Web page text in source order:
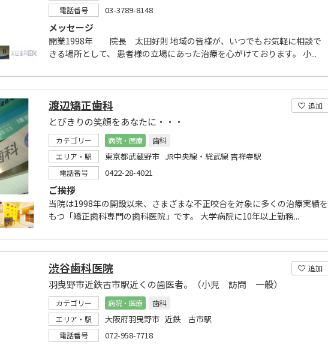
電話番号 03-3789-8148
メッセージ
開業1998年 院長 太田好則 地域の皆様が、いつでもお気軽に相談で
きる場所として、 患者様の立場にあった治療を心がけております。 小...
追加
渡辺矯正歯科
とびきりの笑顔をあなたに・・・
カテゴリー 病院・医療
歯科
エリア・駅
東京都武蔵野市 JR中央線・総武線 吉祥寺駅
電話番号 0422-28-4021
ご挨拶
当院は1998年の開設以来、さまざまな不正咬合を対象に多くの治療実績を
もつ「矯正歯科専門の歯科医院」です。 大学病院に10年以上勤務...
追加
渋谷歯科医院
羽曳野市近鉄古市駅近くの歯医者。（小児 訪問 一般）
カテゴリー 病院・医療
歯科
エリア・駅
大阪府羽曳野市 近鉄 古市駅
電話番号 072-958-7718